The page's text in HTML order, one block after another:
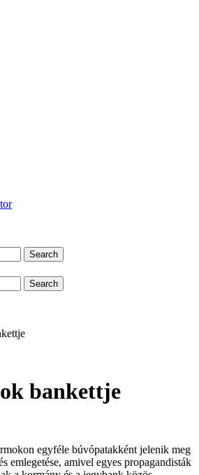
Search
Search
bankettje
egyféle búvópatakként jelenik meg
emlegetése, amivel egyes propagandisták